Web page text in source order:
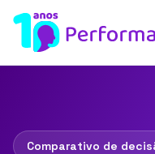
Comparativo de